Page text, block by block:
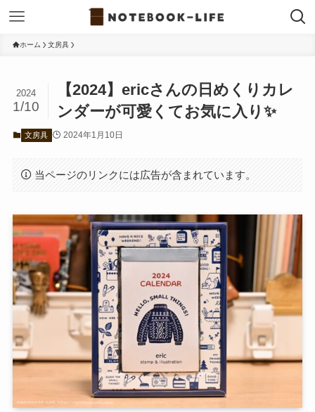
ホーム 文房具
【2024】ericさんの日めくりカレ
ンダーが可愛くてお気に入り✨
2024
1/10
文房具 2024年1月10日
当ページのリンクには広告が含まれています。